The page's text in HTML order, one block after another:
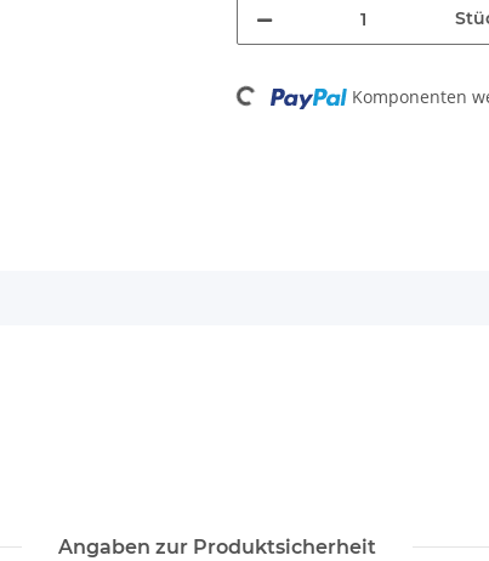
Loading... Komponenten
Angaben zur Produktsicherheit